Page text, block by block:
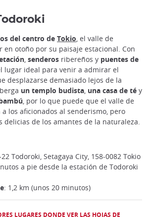
del centro de Tokio , el valle de
en otoño por su paisaje estacional. Con
senderos ribereños y puentes de
lugar ideal para venir a admirar el
desplazarse demasiado lejos de la
un templo budista una casa de té y
, por lo que puede que el valle de
los aficionados al senderismo, pero
delicias de los amantes de la naturaleza.
Todoroki, Setagaya City, 158-0082 Tokio
a pie desde la estación de Todoroki
: 1,2 km (unos 20 minutos)
LUGARES DONDE VER LAS HOJAS DE